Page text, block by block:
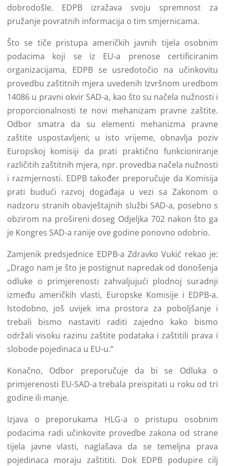
dobrodošle. EDPB izražava svoju spremnost za
pružanje povratnih informacija o tim smjernicama.
Što se tiče pristupa američkih javnih tijela osobnim
podacima koji se iz EU-a prenose certificiranim
organizacijama, EDPB se usredotočio na učinkovitu
provedbu zaštitnih mjera uvedenih Izvršnom uredbom
14086 u pravni okvir SAD-a, kao što su načela nužnosti i
proporcionalnosti te novi mehanizam pravne zaštite.
Odbor smatra da su elementi mehanizma pravne
zaštite uspostavljeni; u isto vrijeme, obnavlja poziv
Europskoj komisiji da prati praktično funkcioniranje
različitih zaštitnih mjera, npr. provedba načela nužnosti
i razmjernosti. EDPB također preporučuje da Komisija
prati budući razvoj događaja u vezi sa Zakonom o
nadzoru stranih obavještajnih službi SAD-a, posebno s
obzirom na prošireni doseg Odjeljka 702 nakon što ga
je Kongres SAD-a ranije ove godine ponovno odobrio.
Zamjenik predsjednice EDPB-a Zdravko Vukić rekao je:
„Drago nam je što je postignut napredak od donošenja
odluke o primjerenosti zahvaljujući plodnoj suradnji
između američkih vlasti, Europske Komisije i EDPB-a.
Istodobno, još uvijek ima prostora za poboljšanje i
trebali bismo nastaviti raditi zajedno kako bismo
održali visoku razinu zaštite podataka i zaštitili prava i
slobode pojedinaca u EU-u.”
Konačno, Odbor preporučuje da bi se Odluka o
primjerenosti EU-SAD-a trebala preispitati u roku od tri
godine ili manje.
Izjava o preporukama HLG-a o pristupu osobnim
podacima radi učinkovite provedbe zakona od strane
tijela javne vlasti, naglašava da se temeljna prava
pojedinaca moraju zaštititi. Dok EDPB podupire cilj